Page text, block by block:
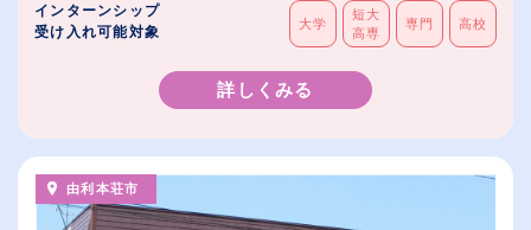
インターンシップ
受け入れ可能対象
大学
短大
高専
専門 高校
詳しくみる
由利本荘市